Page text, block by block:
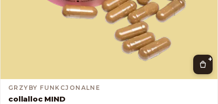
+
GRZYBY FUNKCJONALNE
collalloc MIND